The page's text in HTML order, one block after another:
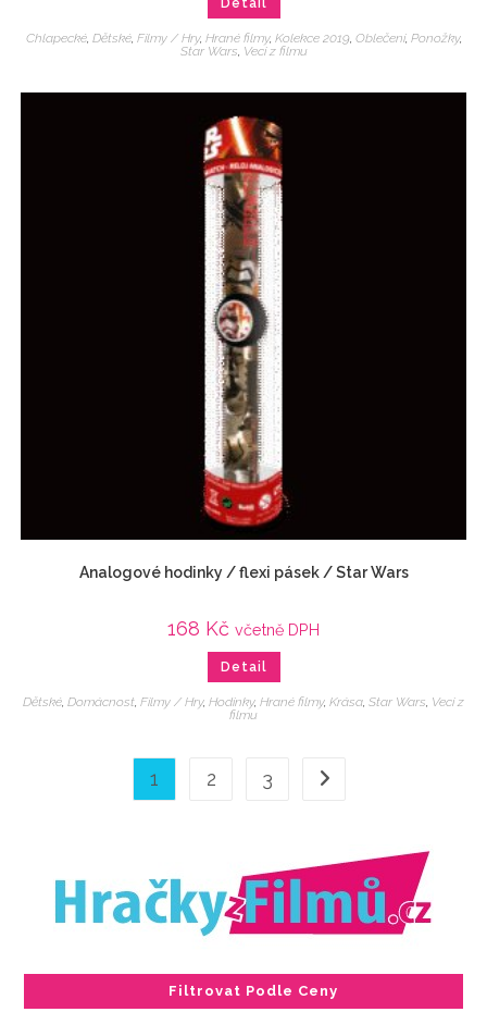
Detail
Chlapecké, Dětské, Filmy / Hry, Hrané filmy, Kolekce 2019, Oblečení, Ponožky,
Star Wars, Veci z filmu
Analogové hodinky / flexi pásek / Star Wars
168 Kč včetně DPH
Detail
Dětské, Domácnost, Filmy / Hry, Hodinky, Hrané filmy, Krása, Star Wars, Veci z
filmu
1 2 3
Filtrovat Podle Ceny